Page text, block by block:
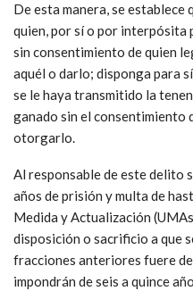
De esta manera, se
quien, por sí o por interpósita
sin consentimiento de quien
aquél o darlo; disponga para
se le haya transmitido la
ganado sin el consentimiento
otorgarlo.
Al responsable de este delito
años de prisión y multa de
Medida y Actualización
disposición o sacrificio a que
fracciones anteriores fuere
impondrán de seis a quince